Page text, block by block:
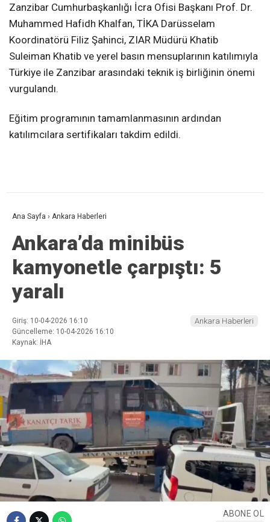
Zanzibar Cumhurbaşkanlığı İcra Ofisi Başkanı Prof. Dr.
Muhammed Hafidh Khalfan, TİKA Darüsselam
Koordinatörü Filiz Şahinci, ZIAR Müdürü Khatib
Suleiman Khatib ve yerel basın mensuplarının katılımıyla
Türkiye ile Zanzibar arasındaki teknik iş birliğinin önemi
vurgulandı.
Eğitim programının tamamlanmasının ardından
katılımcılara sertifikaları takdim edildi.
Ana Sayfa › Ankara Haberleri
Ankara’da minibüs
kamyonetle çarpıştı: 5
yaralı
Giriş: 10-04-2026 16:10
Güncelleme: 10-04-2026 16:10
Kaynak: İHA
Ankara Haberleri
ABONE OL